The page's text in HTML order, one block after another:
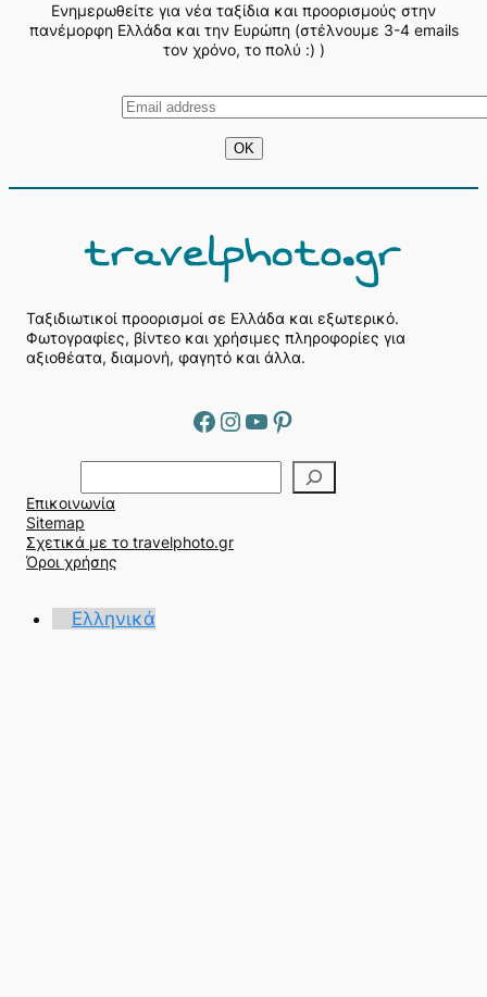
Ενημερωθείτε για νέα ταξίδια και προορισμούς στην
πανέμορφη Ελλάδα και την Ευρώπη (στέλνουμε 3-4 emails
τον χρόνο, το πολύ :) )
Ταξιδιωτικοί προορισμοί σε Ελλάδα και εξωτερικό.
Φωτογραφίες, βίντεο και χρήσιμες πληροφορίες για
αξιοθέατα, διαμονή, φαγητό και άλλα.
Facebook Instagram YouTube Pinterest
ν
α
ζ
ή
Επικοινωνία
Sitemap
Σχετικά με το travelphoto.gr
Όροι χρήσης
Ελληνικά